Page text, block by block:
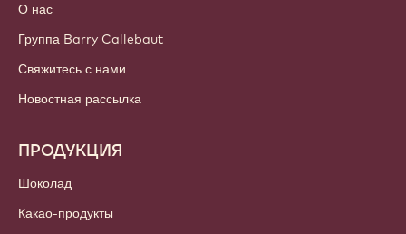
О нас
Группа Barry Callebaut
Свяжитесь с нами
Новостная рассылка
ПРОДУКЦИЯ
Шоколад
Какао-продукты